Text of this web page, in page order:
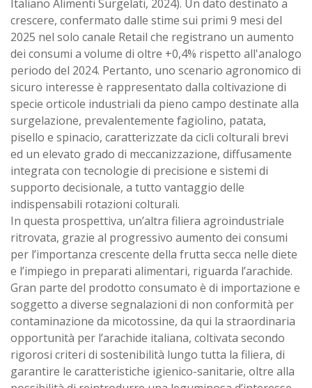
Italiano Alimenti Surgelati, 2024). Un dato destinato a
crescere, confermato dalle stime sui primi 9 mesi del
2025 nel solo canale Retail che registrano un aumento
dei consumi a volume di oltre +0,4% rispetto all'analogo
periodo del 2024. Pertanto, uno scenario agronomico di
sicuro interesse è rappresentato dalla coltivazione di
specie orticole industriali da pieno campo destinate alla
surgelazione, prevalentemente fagiolino, patata,
pisello e spinacio, caratterizzate da cicli colturali brevi
ed un elevato grado di meccanizzazione, diffusamente
integrata con tecnologie di precisione e sistemi di
supporto decisionale, a tutto vantaggio delle
indispensabili rotazioni colturali.
In questa prospettiva, un’altra filiera agroindustriale
ritrovata, grazie al progressivo aumento dei consumi
per l’importanza crescente della frutta secca nelle diete
e l’impiego in preparati alimentari, riguarda l’arachide.
Gran parte del prodotto consumato è di importazione e
soggetto a diverse segnalazioni di non conformità per
contaminazione da micotossine, da qui la straordinaria
opportunità per l’arachide italiana, coltivata secondo
rigorosi criteri di sostenibilità lungo tutta la filiera, di
garantire le caratteristiche igienico-sanitarie, oltre alla